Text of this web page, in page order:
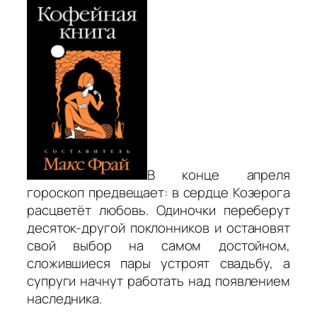
В конце апреля
гороскоп предвещает: в сердце Козерога
расцветёт любовь. Одиночки переберут
десяток-другой поклонников и остановят
свой выбор на самом достойном,
сложившиеся пары устроят свадьбу, а
супруги начнут работать над появлением
наследника.